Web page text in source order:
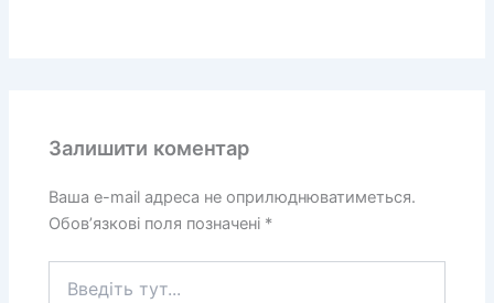
Залишити коментар
Ваша e-mail адреса не оприлюднюватиметься.
Обов’язкові поля позначені *
тут...